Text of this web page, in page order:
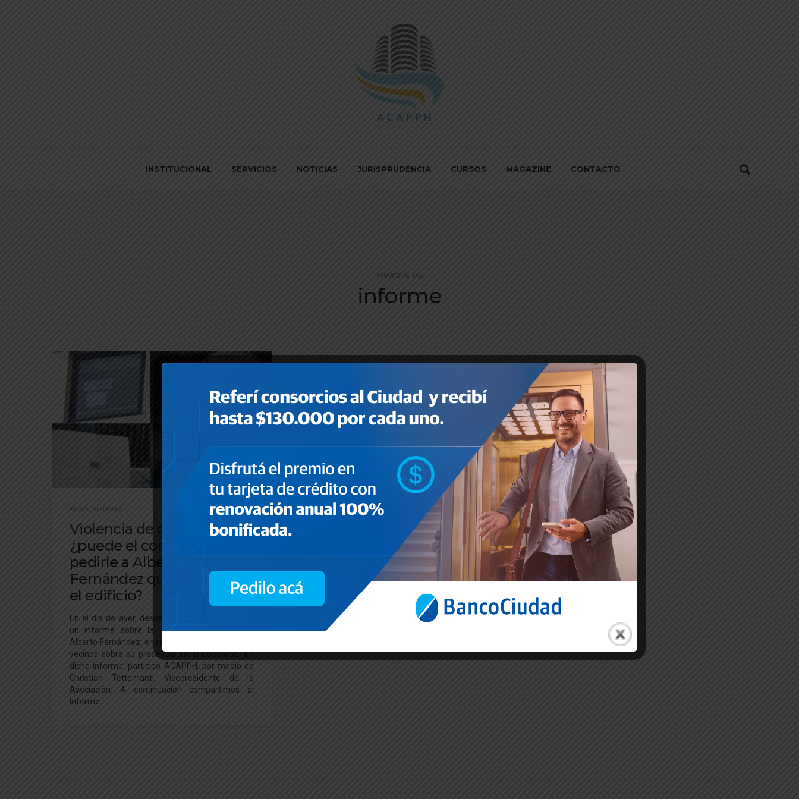
INSTITUCIONAL SERVICIOS NOTICIAS JURISPRUDENCIA CURSOS MAGAZINE CONTACTO
BROWSING TAG
informe
HOME NOTICIAS
Violencia de género:
¿puede el consorcio
pedirle a Alberto
Fernández que abandone
el edificio?
En el día de ayer, desde iProfesional, realizaron
un informe sobre la situación actual del Sr.
Alberto Fernández, en relación al repudio de sus
vecinos sobre su presencia en el Consorcio. En
dicho informe, participó ACAPPH, por medio de
Christian Tettamanti, Vicepresidente de la
Asociación. A continuación compartimos el
informe: